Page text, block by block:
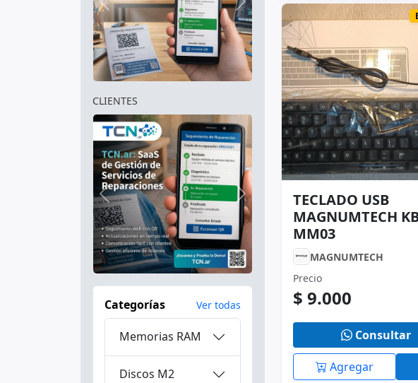
Anterior Siguiente
CLIENTES
Anterior Siguiente
Categorías Ver todas
Memorias RAM
Discos M2
TECLADO USB
MAGNUMTECH
MM03
MAGNUMTECH
Precio
$ 9.000
Consultar
Agregar